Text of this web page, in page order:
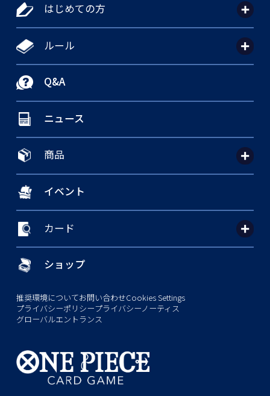
はじめての方
ルール
Q&A
ニュース
商品
イベント
カード
ショップ
推奨環境についてお問い合わせCookies Settings
プライバシーポリシープライバシーノーティス
グローバルエントランス